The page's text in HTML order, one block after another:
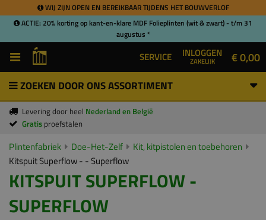
WIJ ZIJN OPEN EN BEREIKBAAR TIJDENS HET BOUWVERLOF
ACTIE: 20% korting op kant-en-klare MDF Folieplinten (wit & zwart) - t/m 31
augustus *
SERVICE INLOGGEN
ZAKELIJK € 0,00
ZOEKEN DOOR ONS ASSORTIMENT
Levering door heel Nederland en België
Gratis proefstalen
Plintenfabriek Doe-Het-Zelf
Kit, kitpistolen en toebehoren
Kitspuit Superflow - - Superflow
KITSPUIT SUPERFLOW -
SUPERFLOW